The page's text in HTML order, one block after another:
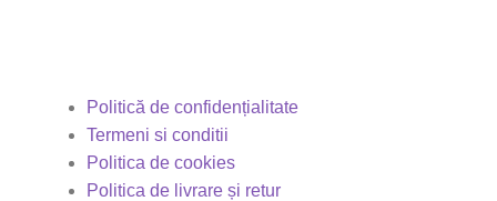
Politică de confidențialitate
Termeni si conditii
Politica de cookies
Politica de livrare și retur